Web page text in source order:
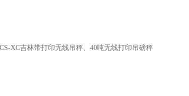
XC吉林带打印无线吊秤、40吨无线打印吊磅秤